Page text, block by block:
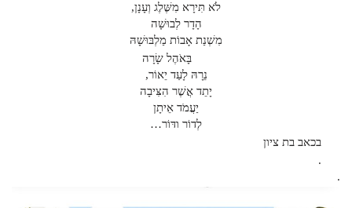
לֹא תִּירָא מִשֶּׁלֶג וְעָנָן,
הָדָר לְבוּשָׁה
מִשְׁנַת אָבוֹת מַלְבּוּשָׁהּ
בָּאֹהֶל שָׂרָה
נֵרָהּ לָעַד יֵאוֹר,
יָתֵד אֲשֶׁר הִצִּיבָה
יַעֲמֹד אֵיתָן
לְדוֹר ודּוֹר…
בכאב בת ציון
.
.